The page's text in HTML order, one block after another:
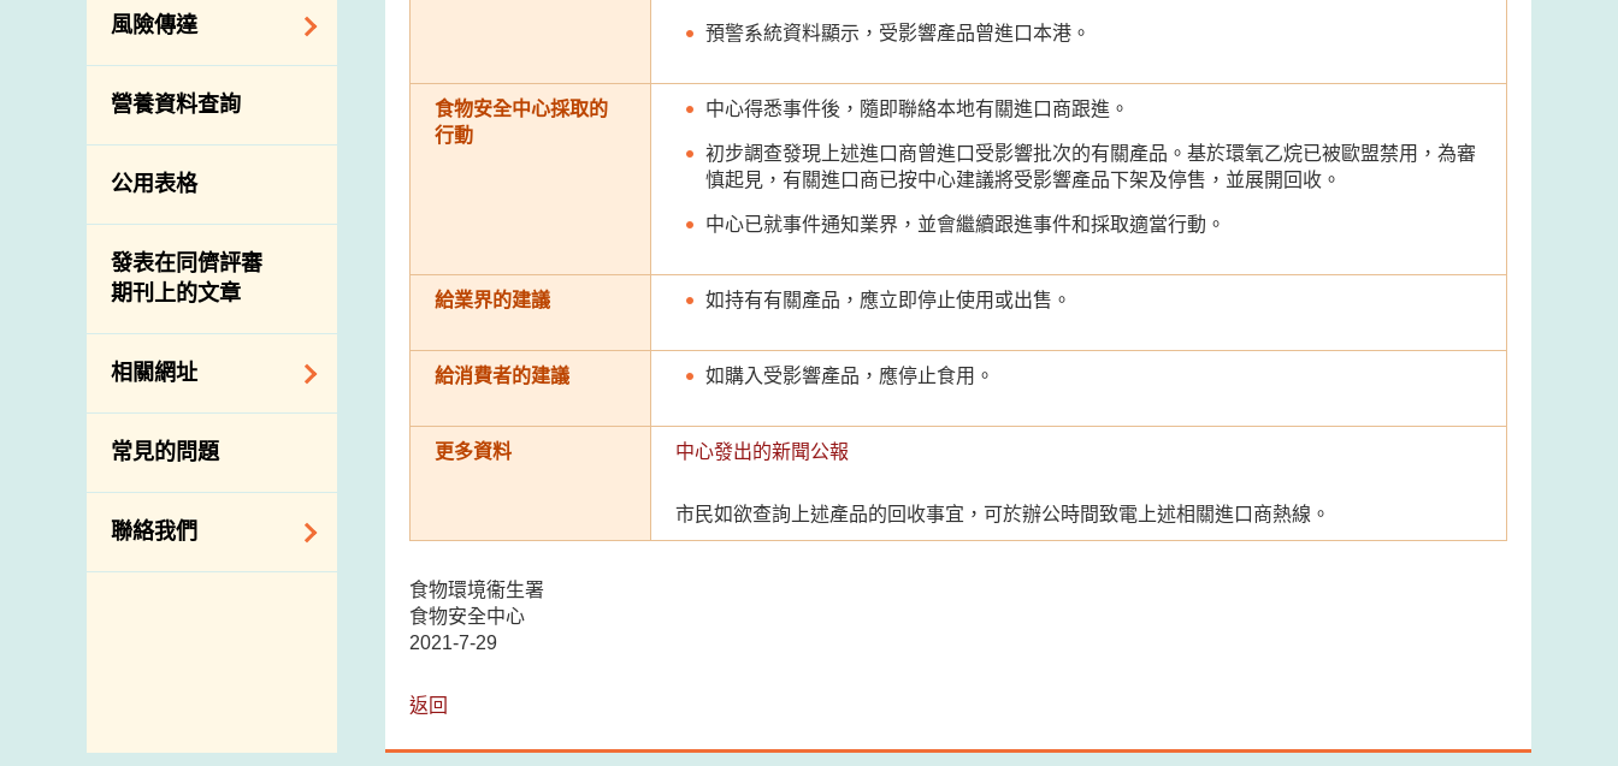
食物消費量調查
總膳食研究
有機食物
高風險食物
抗菌素耐藥性
屠房及疾病監測
宰前檢驗
宰後檢驗
結果
屠房及肉類檢驗
風險傳達
主題項目
項目及活動
資訊平台
下載
公開比賽
營養資料查詢
公用表格
發表在同儕評審
期刊上的文章
相關網址
相關政府部門／機
構
常見的問題
聯絡我們
郵件貼上足夠郵資
預警系統資料顯示，受影響產品曾進口本港。
食物安全中心採取的
行動
中心得悉事件後，隨即聯絡本地有關進口商跟進。
初步調查發現上述進口商曾進口受影響批次的有關產品。基於環氧乙烷已被歐盟禁用，為審
慎起見，有關進口商已按中心建議將受影響產品下架及停售，並展開回收。
中心已就事件通知業界，並會繼續跟進事件和採取適當行動。
給業界的建議 如持有有關產品，應立即停止使用或出售。
給消費者的建議 如購入受影響產品，應停止食用。
更多資料 中心發出的新聞公報
市民如欲查詢上述產品的回收事宜，可於辦公時間致電上述相關進口商熱線。
食物環境衞生署
食物安全中心
2021-7-29
返回